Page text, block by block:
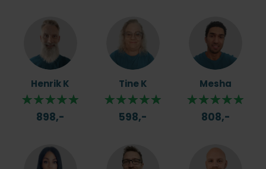
Henrik K
898,-
Tine K
598,-
Mesha
808,-